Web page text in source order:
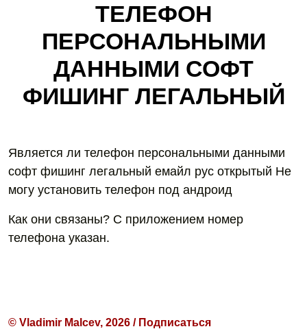
ТЕЛЕФОН
ПЕРСОНАЛЬНЫМИ
ДАННЫМИ СОФТ
ФИШИНГ ЛЕГАЛЬНЫЙ
Является ли телефон персональными данными
софт фишинг легальный емайл рус открытый Не
могу установить телефон под андроид
Как они связаны? С приложением номер
телефона указан.
© Vladimir Malcev, 2026 / Подписаться